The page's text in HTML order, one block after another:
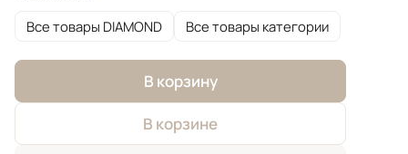
Все товары DIAMOND Все товары категории
В корзину
В корзине